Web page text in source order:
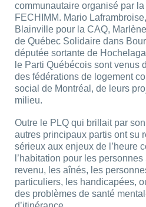
communautaire organisé par
FECHIMM. Mario
Blainville pour la CAQ,
de Québec Solidaire dans
députée sortante de
le Parti Québécois sont venus
des fédérations de logement
social de Montréal, de leurs
milieu.
Outre le PLQ qui brillait par
autres principaux partis ont su
sérieux aux enjeux de l’heure
l’habitation pour les
revenu, les aînés, les
particuliers, les handicapées,
des problèmes de santé